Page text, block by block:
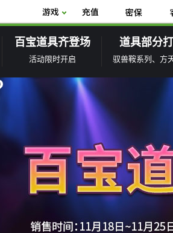
百宝道具齐登场
活动限时开启
道具部分
驭兽鞍系列、方